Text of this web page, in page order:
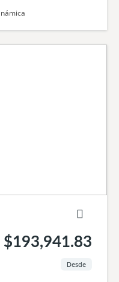
$193,941.83
Desde